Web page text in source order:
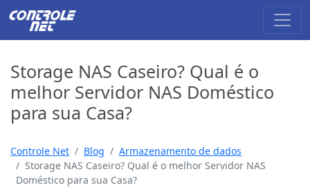
Storage NAS Caseiro? Qual é o
melhor Servidor NAS Doméstico
para sua Casa?
Controle Net Blog
Armazenamento de dados
Storage NAS Caseiro? Qual é o melhor Servidor NAS
Doméstico para sua Casa?